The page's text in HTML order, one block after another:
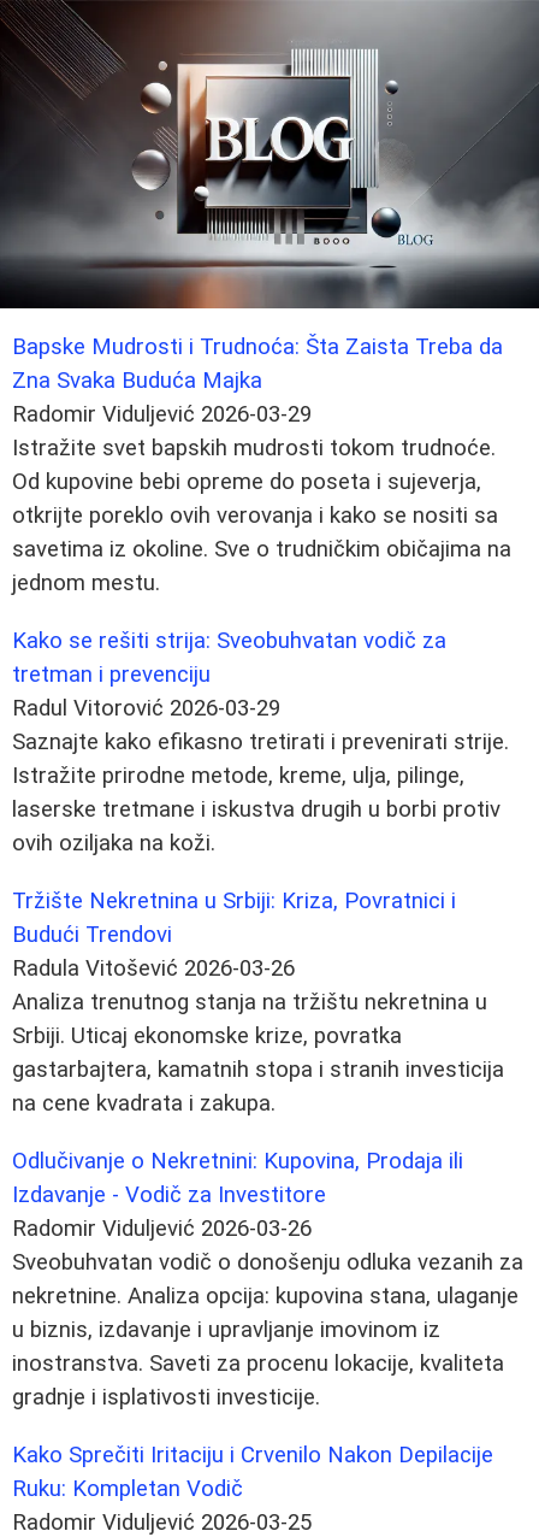
Bapske Mudrosti i Trudnoća: Šta Zaista Treba da
Zna Svaka Buduća Majka
Radomir Viduljević 2026-03-29
Istražite svet bapskih mudrosti tokom trudnoće.
Od kupovine bebi opreme do poseta i sujeverja,
otkrijte poreklo ovih verovanja i kako se nositi sa
savetima iz okoline. Sve o trudničkim običajima na
jednom mestu.
Kako se rešiti strija: Sveobuhvatan vodič za
tretman i prevenciju
Radul Vitorović 2026-03-29
Saznajte kako efikasno tretirati i prevenirati strije.
Istražite prirodne metode, kreme, ulja, pilinge,
laserske tretmane i iskustva drugih u borbi protiv
ovih oziljaka na koži.
Tržište Nekretnina u Srbiji: Kriza, Povratnici i
Budući Trendovi
Radula Vitošević 2026-03-26
Analiza trenutnog stanja na tržištu nekretnina u
Srbiji. Uticaj ekonomske krize, povratka
gastarbajtera, kamatnih stopa i stranih investicija
na cene kvadrata i zakupa.
Odlučivanje o Nekretnini: Kupovina, Prodaja ili
Izdavanje - Vodič za Investitore
Radomir Viduljević 2026-03-26
Sveobuhvatan vodič o donošenju odluka vezanih za
nekretnine. Analiza opcija: kupovina stana, ulaganje
u biznis, izdavanje i upravljanje imovinom iz
inostranstva. Saveti za procenu lokacije, kvaliteta
gradnje i isplativosti investicije.
Kako Sprečiti Iritaciju i Crvenilo Nakon Depilacije
Ruku: Kompletan Vodič
Radomir Viduljević 2026-03-25